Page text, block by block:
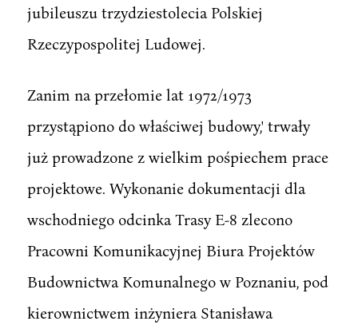
jubileuszu trzydziestolecia Polskiej
Rzeczypospolitej Ludowej.
Zanim na przełomie lat 1972/1973
przystąpiono do właściwej budowy,' trwały
już prowadzone z wielkim pośpiechem prace
projektowe. Wykonanie dokumentacji dla
wschodniego odcinka Trasy E-8 zlecono
Pracowni Komunikacyjnej Biura Projektów
Budownictwa Komunalnego w Poznaniu, pod
kierownictwem inżyniera Stanisława